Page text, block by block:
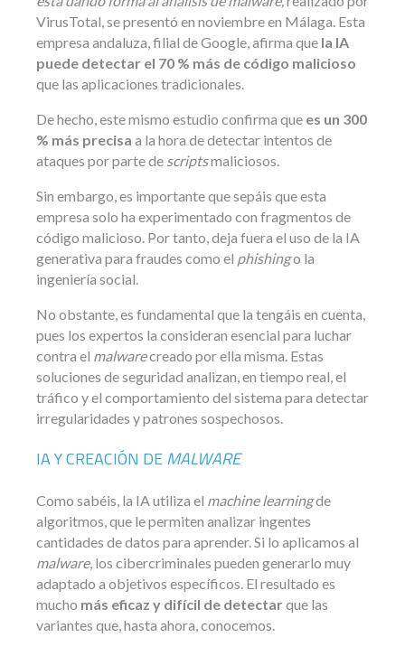
VirusTotal, se presentó en noviembre en Málaga. Esta
empresa andaluza, filial de Google, afirma que la IA
puede detectar el 70 % más de código malicioso
que las aplicaciones tradicionales.
De hecho, este mismo estudio confirma que es un 300
% más precisa a la hora de detectar intentos de
ataques por parte de scriptsmaliciosos.
Sin embargo, es importante que sepáis que esta
empresa solo ha experimentado con fragmentos de
código malicioso. Por tanto, deja fuera el uso de la IA
generativa para fraudes como el phishingo la
ingeniería social.
No obstante, es fundamental que la tengáis en cuenta,
pues los expertos la consideran esencial para luchar
contra el malwarecreado por ella misma. Estas
soluciones de seguridad analizan, en tiempo real, el
tráfico y el comportamiento del sistema para detectar
irregularidades y patrones sospechosos.
IA Y CREACIÓN DEMALWARE
Como sabéis, la IA utiliza el machine learningde
algoritmos, que le permiten analizar ingentes
cantidades de datos para aprender. Si lo aplicamos al
malware, los cibercriminales pueden generarlo muy
adaptado a objetivos específicos. El resultado es
mucho más eficaz y difícil de detectar que las
variantes que, hasta ahora, conocemos.